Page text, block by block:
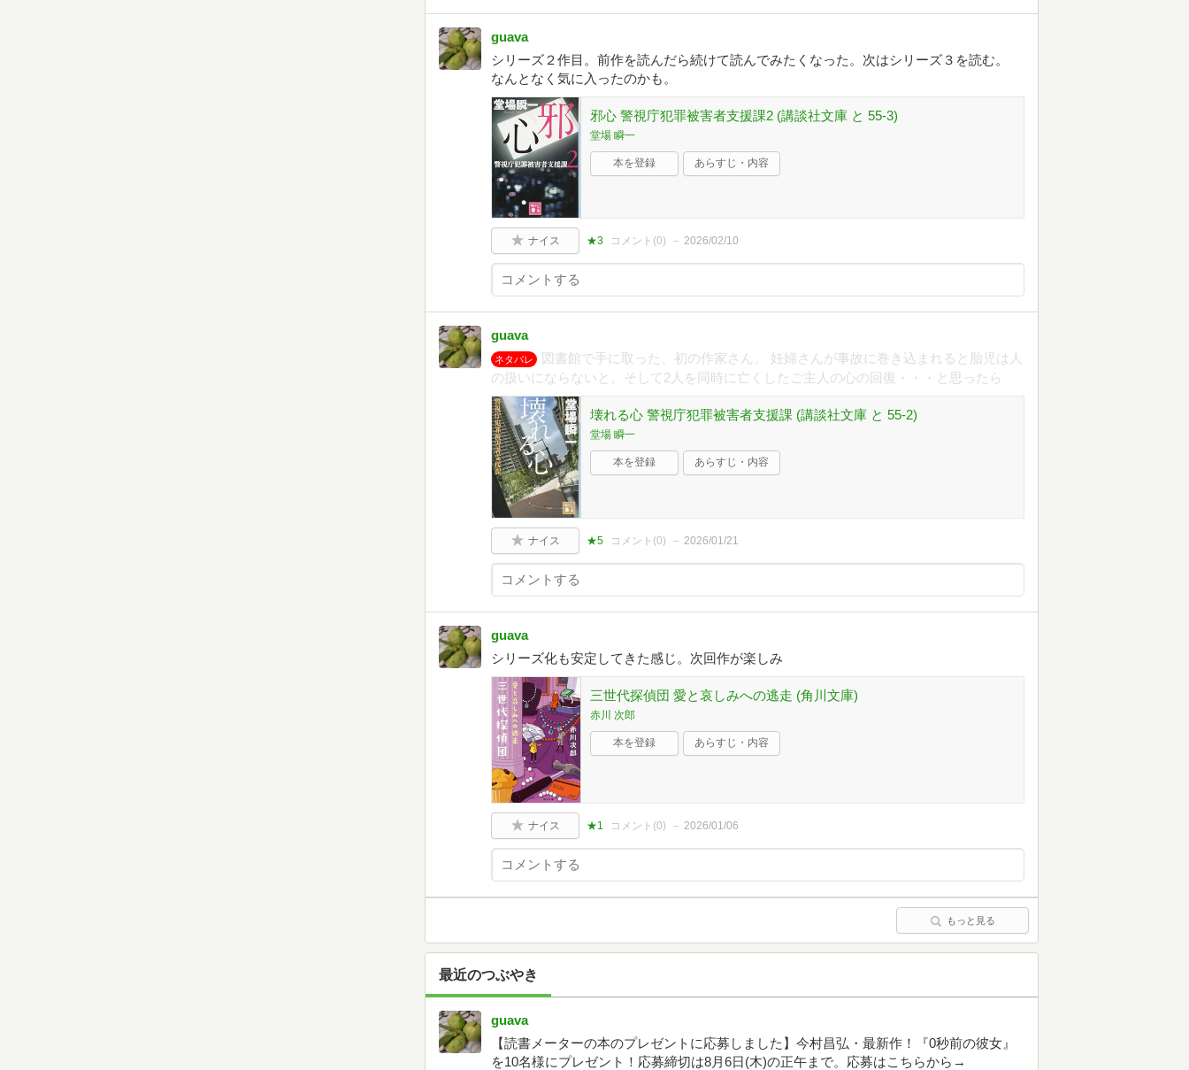
guava
シリーズ２作目。前作を読んだら続けて読んでみたくなった。次はシリーズ３を読む。
なんとなく気に入ったのかも。
邪心 警視庁犯罪被害者支援課2 (講談社文庫 と 55-3)
堂場 瞬一
本を登録 あらすじ・内容
ナイス ★3 コメント(0) 2026/02/10
guava
ネタバレ
図書館で手に取った、初の作家さん。 妊婦さんが事故に巻き込まれると胎児は人
の扱いにならないと。そして2人を同時に亡くしたご主人の心の回復・・・と思ったら
壊れる心 警視庁犯罪被害者支援課 (講談社文庫 と 55-2)
堂場 瞬一
本を登録 あらすじ・内容
ナイス ★5 コメント(0) 2026/01/21
guava
シリーズ化も安定してきた感じ。次回作が楽しみ
三世代探偵団 愛と哀しみへの逃走 (角川文庫)
赤川 次郎
本を登録 あらすじ・内容
ナイス ★1 コメント(0) 2026/01/06
もっと見る
最近のつぶやき
guava
【読書メーターの本のプレゼントに応募しました】今村昌弘・最新作！『0秒前の彼女』
を10名様にプレゼント！応募締切は8月6日(木)の正午まで。応募はこちらから→